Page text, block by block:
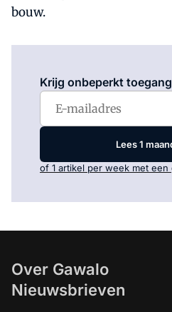
bouw.
Krijg onbeperkt
Lees 1
of 1 artikel per week met een
Over Gawalo
Nieuwsbrieven